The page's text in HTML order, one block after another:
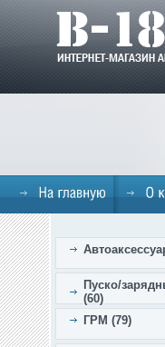
Пуско/
(60)
ГРМ (79)